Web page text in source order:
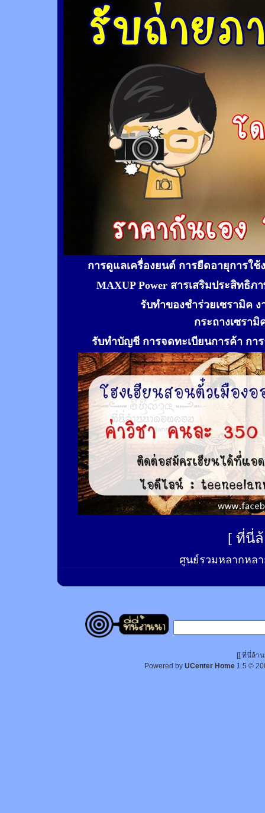
การดูแลเครื่องยนต์ การยืดอายุการใ
MAXUP Power สารเสริมประสิทธิ
รับทำของชำร่วยเซรามิค
กระถางเซรา
รับทำบัญชี การจดทะเบียนการค้า กา
[ ที่นี่
ศูนย์รวมหลากหลา
[[ ที่นี่ล้า
Powered by UCenter Home 1.5 ©